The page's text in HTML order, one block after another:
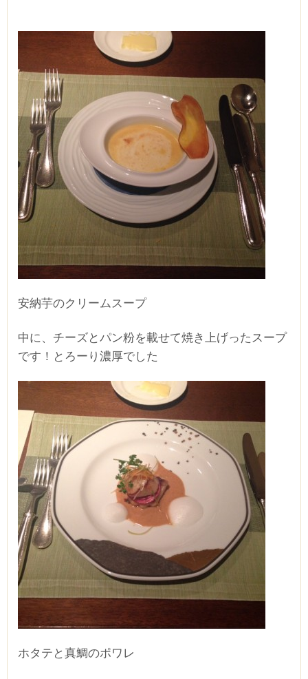
安納芋のクリームスープ
中に、チーズとパン粉を載せて焼き上げったスープ
です！とろーり濃厚でした
ホタテと真鯛のポワレ